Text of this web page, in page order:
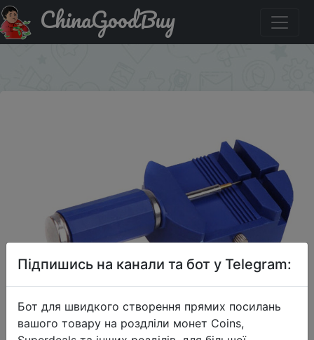
Придбати Watch Tools Watches Strap Repair Detaching
Device Kits Disassembly Watch Band Opener.
ChinaGoodBuy
Підпишись на канали та бот у Telegram:
Бот для швидкого створення прямих посилань
вашого товару на роздліли монет Coins,